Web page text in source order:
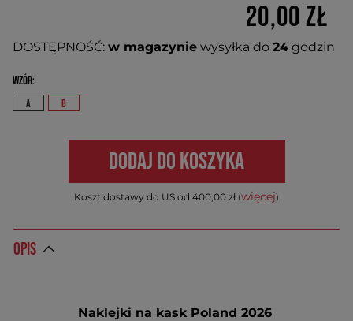
20,00 zł
DOSTĘPNOŚĆ: w magazynie wysyłka do 24 godzin
Wzór:
A B
DODAJ DO KOSZYKA
Koszt dostawy do US od 400,00 zł (więcej)
OPIS
Naklejki na kask Poland 2026